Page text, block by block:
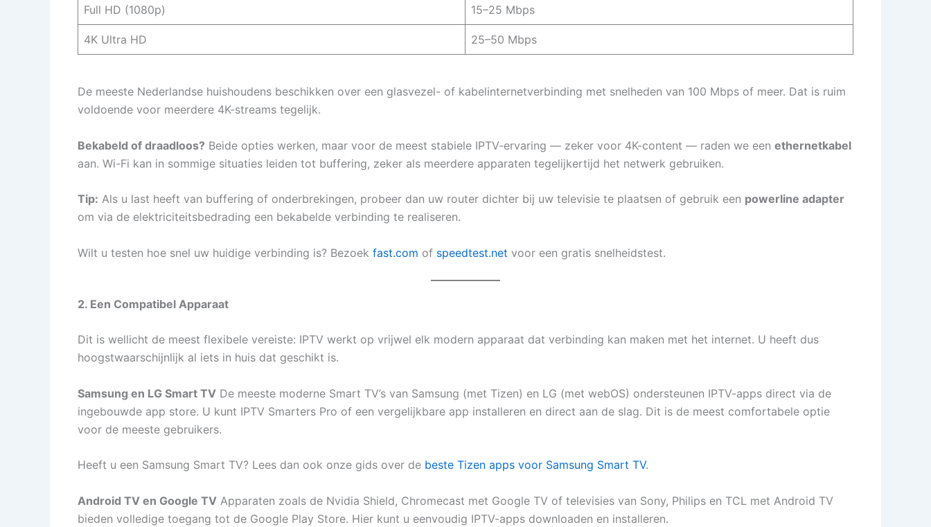
Full HD (1080p) 15–25 Mbps
4K Ultra HD 25–50 Mbps
De meeste Nederlandse huishoudens beschikken over een glasvezel- of kabelinternetverbinding met snelheden van 100 Mbps of meer. Dat is ruim
voldoende voor meerdere 4K-streams tegelijk.
Bekabeld of draadloos? Beide opties werken, maar voor de meest stabiele IPTV-ervaring — zeker voor 4K-content — raden we een ethernetkabel
aan. Wi-Fi kan in sommige situaties leiden tot buffering, zeker als meerdere apparaten tegelijkertijd het netwerk gebruiken.
Tip: Als u last heeft van buffering of onderbrekingen, probeer dan uw router dichter bij uw televisie te plaatsen of gebruik een powerline adapter
om via de elektriciteitsbedrading een bekabelde verbinding te realiseren.
Wilt u testen hoe snel uw huidige verbinding is? Bezoek fast.com of speedtest.net voor een gratis snelheidstest.
2. Een Compatibel Apparaat
Dit is wellicht de meest flexibele vereiste: IPTV werkt op vrijwel elk modern apparaat dat verbinding kan maken met het internet. U heeft dus
hoogstwaarschijnlijk al iets in huis dat geschikt is.
Samsung en LG Smart TV De meeste moderne Smart TV’s van Samsung (met Tizen) en LG (met webOS) ondersteunen IPTV-apps direct via de
ingebouwde app store. U kunt IPTV Smarters Pro of een vergelijkbare app installeren en direct aan de slag. Dit is de meest comfortabele optie
voor de meeste gebruikers.
Heeft u een Samsung Smart TV? Lees dan ook onze gids over de beste Tizen apps voor Samsung Smart TV.
Android TV en Google TV Apparaten zoals de Nvidia Shield, Chromecast met Google TV of televisies van Sony, Philips en TCL met Android TV
bieden volledige toegang tot de Google Play Store. Hier kunt u eenvoudig IPTV-apps downloaden en installeren.